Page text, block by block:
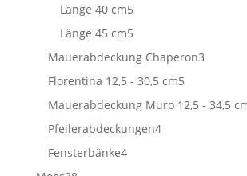
Länge 40 cm55
Produkte
Länge 45 cm55
Produkte
Mauerabdeckung Chaperon33
Florentina 12,5 - 30,5 cm55
Produkte
Mauerabdeckung Muro 12,5 - 34,5
Pfeilerabdeckungen44
Fensterbänke44